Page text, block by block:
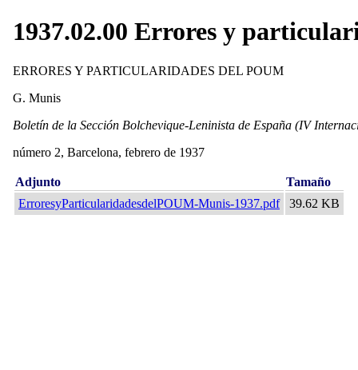
1937.02.00 Errores y
ERRORES Y PARTICULARIDADES DEL POUM
G. Munis
Boletín de la Sección Bolchevique-Leninista de España (IV
número 2, Barcelona, febrero de 1937
Adjunto
Tamaño
ErroresyParticularidadesdelPOUM-Munis-1937.pdf
39.62 KB